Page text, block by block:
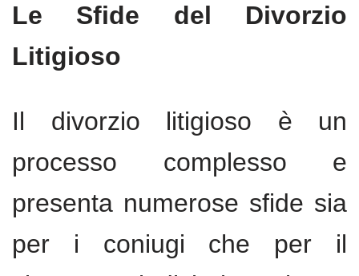
Le Sfide del Divorzio
Litigioso
Il divorzio litigioso è un
processo complesso e
presenta numerose sfide sia
per i coniugi che per il